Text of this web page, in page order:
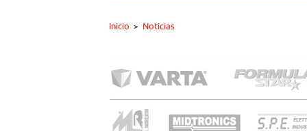
Inicio > Noticias